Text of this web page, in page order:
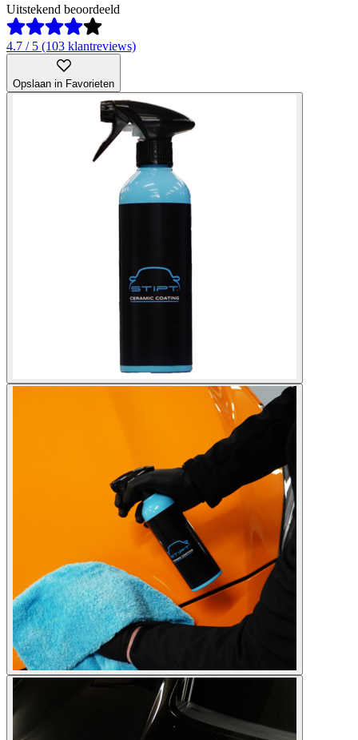
Uitstekend beoordeeld
4.7 / 5 (103 klantreviews)
Opslaan in Favorieten